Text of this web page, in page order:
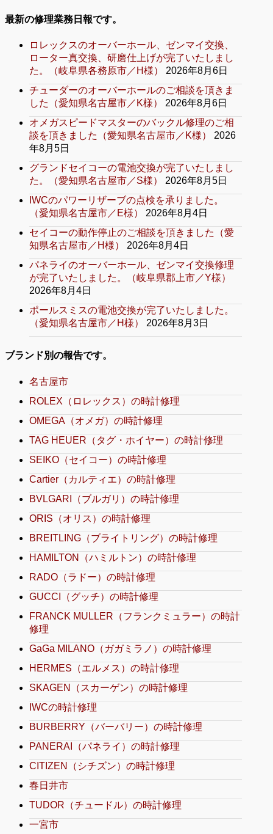
最新の修理業務日報です。
ロレックスのオーバーホール、ゼンマイ交換、
ローター真交換、研磨仕上げが完了いたしまし
た。（岐阜県各務原市／H様）
2026年8月6日
チューダーのオーバーホールのご相談を頂きま
した（愛知県名古屋市／K様）
2026年8月6日
オメガスピードマスターのバックル修理のご相
談を頂きました（愛知県名古屋市／K様）
2026
年8月5日
グランドセイコーの電池交換が完了いたしまし
た。（愛知県名古屋市／S様）
2026年8月5日
IWCのパワーリザーブの点検を承りました。
（愛知県名古屋市／E様）
2026年8月4日
セイコーの動作停止のご相談を頂きました（愛
知県名古屋市／H様）
2026年8月4日
パネライのオーバーホール、ゼンマイ交換修理
が完了いたしました。（岐阜県郡上市／Y様）
2026年8月4日
ポールスミスの電池交換が完了いたしました。
（愛知県名古屋市／H様）
2026年8月3日
ブランド別の報告です。
名古屋市
ROLEX（ロレックス）の時計修理
OMEGA（オメガ）の時計修理
TAG HEUER（タグ・ホイヤー）の時計修理
SEIKO（セイコー）の時計修理
Cartier（カルティエ）の時計修理
BVLGARI（ブルガリ）の時計修理
ORIS（オリス）の時計修理
BREITLING（ブライトリング）の時計修理
HAMILTON（ハミルトン）の時計修理
RADO（ラドー）の時計修理
GUCCI（グッチ）の時計修理
FRANCK MULLER（フランクミュラー）の時計
修理
GaGa MILANO（ガガミラノ）の時計修理
HERMES（エルメス）の時計修理
SKAGEN（スカーゲン）の時計修理
IWCの時計修理
BURBERRY（バーバリー）の時計修理
PANERAI（パネライ）の時計修理
CITIZEN（シチズン）の時計修理
春日井市
TUDOR（チュードル）の時計修理
一宮市